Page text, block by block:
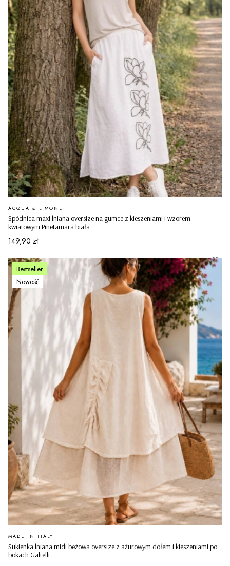
Spódnica maxi lniana oversize na gumce z kieszeniami i wzorem
kwiatowym Pinetamara biała
PRODUCENT
ACQUA & LIMONE
Cena
149,90 zł
Bestseller
Nowość
Sukienka lniana midi beżowa oversize z ażurowym dołem i kieszeniami po
bokach Galtelli
PRODUCENT
MADE IN ITALY